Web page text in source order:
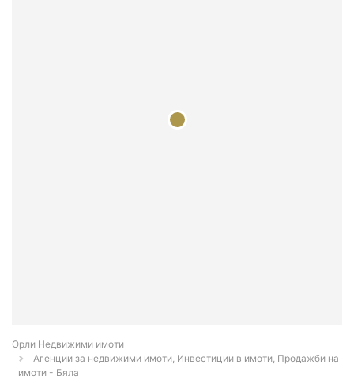
Орли Недвижими имоти
Агенции за недвижими имоти, Инвестиции в имоти, Продажби на
имоти - Бяла